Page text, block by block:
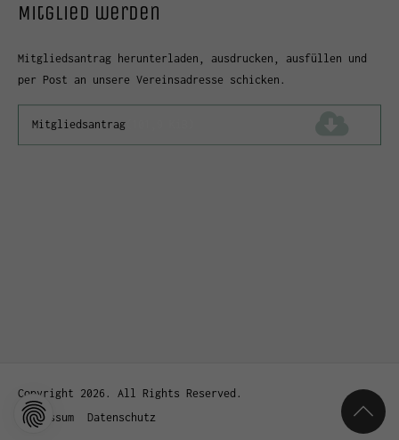
Mitglied werden
Mitgliedsantrag herunterladen, ausdrucken, ausfüllen und
per Post an unsere Vereinsadresse schicken.
Mitgliedsantrag
Copyright 2026. All Rights Reserved.
Impressum
Datenschutz